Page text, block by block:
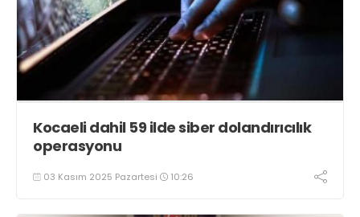
Kocaeli dahil 59 ilde siber dolandırıcılık
operasyonu
03 Kasım 2025 Pazartesi 10:26